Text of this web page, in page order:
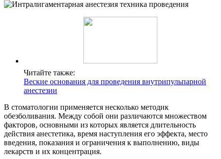
Читайте также:
Веские основания для проведения внутрипульпарной
анестезии
В стоматологии применяется несколько методик
обезболивания. Между собой они различаются множеством
факторов, основными из которых является длительность
действия анестетика, время наступления его эффекта, место
введения, показания и ограничения к выполнению, виды
лекарств и их концентрация.